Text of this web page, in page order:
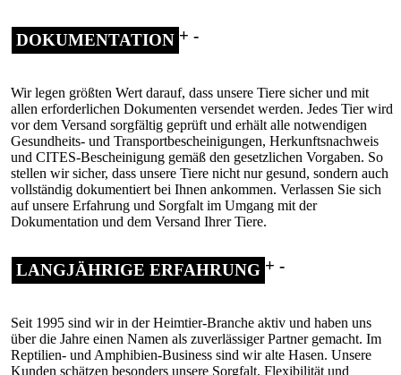
DOKUMENTATION
Wir legen größten Wert darauf, dass unsere Tiere sicher und mit
allen erforderlichen Dokumenten versendet werden. Jedes Tier wird
vor dem Versand sorgfältig geprüft und erhält alle notwendigen
Gesundheits- und Transportbescheinigungen, Herkunftsnachweis
und CITES-Bescheinigung gemäß den gesetzlichen Vorgaben. So
stellen wir sicher, dass unsere Tiere nicht nur gesund, sondern auch
vollständig dokumentiert bei Ihnen ankommen. Verlassen Sie sich
auf unsere Erfahrung und Sorgfalt im Umgang mit der
Dokumentation und dem Versand Ihrer Tiere.
LANGJÄHRIGE ERFAHRUNG
Seit 1995 sind wir in der Heimtier-Branche aktiv und haben uns
über die Jahre einen Namen als zuverlässiger Partner gemacht. Im
Reptilien- und Amphibien-Business sind wir alte Hasen. Unsere
Kunden schätzen besonders unsere Sorgfalt, Flexibilität und